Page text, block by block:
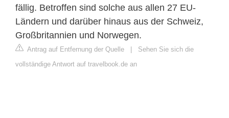
fällig. Betroffen sind solche aus allen 27 EU-
Ländern und darüber hinaus aus der Schweiz,
Großbritannien und Norwegen.
Antrag auf Entfernung der Quelle
Sehen Sie sich die
vollständige Antwort auf travelbook.de an